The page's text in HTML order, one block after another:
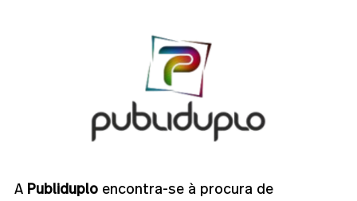
A Publiduplo encontra-se à procura de